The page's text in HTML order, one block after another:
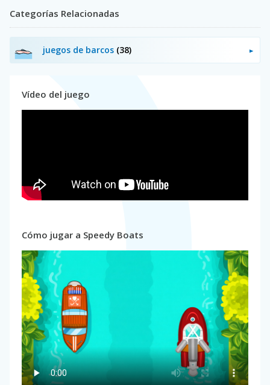
Categorías Relacionadas
juegos de barcos (38)
Vídeo del juego
Cómo jugar a Speedy Boats